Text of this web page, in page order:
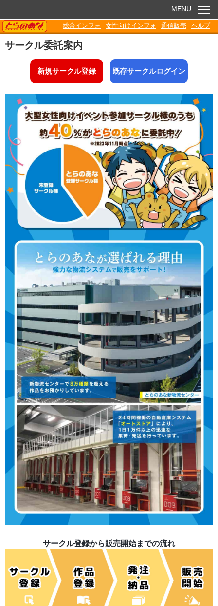
お知らせ
電子書籍
Q&A
各種ダウンロード
MENU
TORANOANA
総合インフォ 女性向けインフォ 通信販売 ヘルプ
サークル委託案内
新規サークル登録 既存サークルログイン
サークル登録から販売開始までの流れ